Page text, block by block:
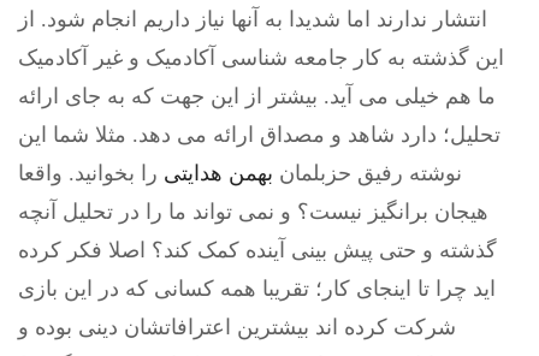
انتشار ندارند اما شدیدا به آنها نیاز داریم انجام شود. از
این گذشته به کار جامعه شناسی آکادمیک و غیر آکادمیک
ما هم خیلی می آید. بیشتر از این جهت که به جای ارائه
تحلیل؛ دارد شاهد و مصداق ارائه می دهد. مثلا شما این
نوشته رفیق حزبلمان بهمن هدایتی را بخوانید. واقعا
هیجان برانگیز نیست؟ و نمی تواند ما را در تحلیل آنچه
گذشته و حتی پیش بینی آینده کمک کند؟ اصلا فکر کرده
اید چرا تا اینجای کار؛ تقریبا همه کسانی که در این بازی
شرکت کرده اند بیشترین اعترافاتشان دینی بوده و